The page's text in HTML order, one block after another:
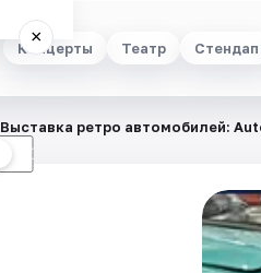
Концерты Театр Стендап
×
☾
Выставка ретро автомобилей: